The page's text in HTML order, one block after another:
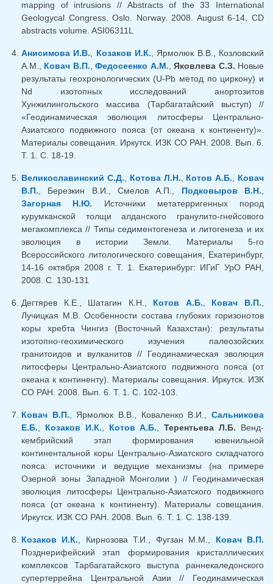
mapping of intrusions // Abstracts of the 33 International
Geologycal Congress. Oslo. Norway. 2008. August 6-14, CD
abstracts volume. ASI06311L
Анисимова И.В. Козаков И.К. , Ярмолюк В.В., Козловский
А.М., Ковач В.П. ,Федосеенко А.М. ,Яковлева С.З. Новые
результаты геохронологических (U-Pb метод по циркону) и
Nd изотопных исследований анортозитов
Хунжилингольского массива (Тарбагатайский выступ) //
«Геодинамическая эволюция литосферы Центрально-
Азиатского подвижного пояса (от океана к континенту)».
Материалы совещания. Иркутск. ИЗК СО РАН. 2008. Вып. 6.
Т. 1. С. 18-19.
Великославинский С.Д. Котова Л.Н. Котов А.Б.
Ковач
В.П. , Березкин В.И., Смелов А.П., Подковыров В.Н.
Загорная Н.Ю. Источники метатерригенных пород
курумканской толщи алданского гранулито-гнейсового
мегакомплекса // Типы седиментогенеза и литогенеза и их
эволюция в истории Земли. Материалы 5-го
Всероссийского литологического совещания, Екатеринбург,
14-16 октября 2008 г. Т. 1. Екатеринбург: ИГиГ УрО РАН,
2008. С. 130-131
Дегтярев К.Е., Шатагин К.Н., Котов А.Б. Ковач В.П.
Лучицкая М.В. Особенности состава глубоких горизонотов
коры хребта Чингиз (Восточный Казахстан): результаты
изотопно-геохимического изучения палеозойских
гранитоидов и вулканитов // Геодинамическая эволюция
литосферы Центрально-Азиатского подвижного пояса (от
океана к континенту). Материалы совещания. Иркутск. ИЗК
СО РАН. 2008. Вып. 6. Т. 1. С. 102-103.
Ковач В.П. , Ярмолюк В.В., Коваленко В.И.,Сальникова
Е.Б.
Козаков И.К. Котов А.Б. ,Терентьева Л.Б. Венд-
кембрийский этап формирования ювенильной
континентальной коры Центрально-Азиатского складчатого
пояса: источники и ведущие механизмы (на примере
Озерной зоны Западной Монголии ) // Геодинамическая
эволюция литосферы Центрально-Азиатского подвижного
пояса (от океана к континенту). Материалы совещания.
Иркутск. ИЗК СО РАН. 2008. Вып. 6. Т. 1. С. 138-139.
Козаков И.К. , Кирнозова Т.И., Фугзан М.М., Ковач В.П.
Позднерифейский этап формирования кристаллических
комплексов Тарбагатайского выступа раннекаледонского
супертеррейна Центральной Азии // Геодинамическая